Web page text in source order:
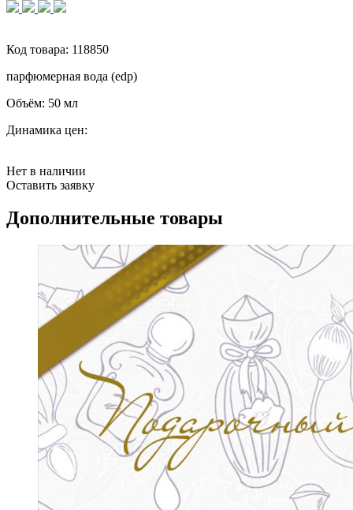
Код товара: 118850
парфюмерная вода (edp)
Объём: 50 мл
Динамика цен:
Нет в наличии
Оставить заявку
Дополнительные товары